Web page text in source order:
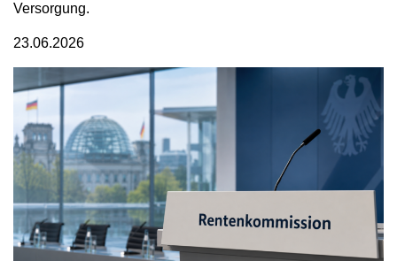
Versorgung.
23.06.2026